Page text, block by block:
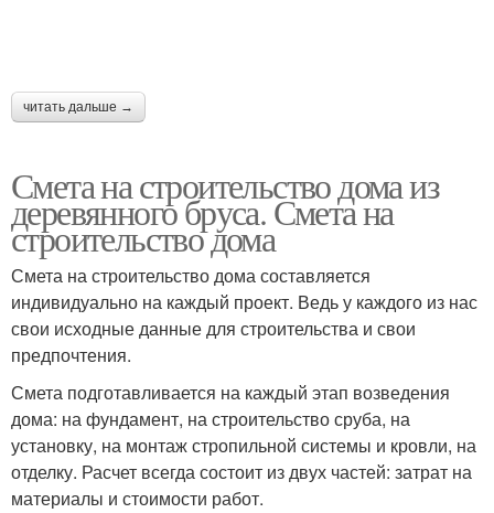
читать дальше →
Смета на строительство дома из
деревянного бруса. Смета на
строительство дома
Смета на строительство дома составляется
индивидуально на каждый проект. Ведь у каждого из нас
свои исходные данные для строительства и свои
предпочтения.
Смета подготавливается на каждый этап возведения
дома: на фундамент, на строительство сруба, на
установку, на монтаж стропильной системы и кровли, на
отделку. Расчет всегда состоит из двух частей: затрат на
материалы и стоимости работ.